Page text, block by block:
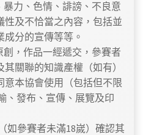
力、色情、誹謗、不良意
及不恰當之內容，包括並
分的宣傳等等。
，作品一經遞交，參賽者
關聯的知識產權（如有）
意本協會使用（包括但不限
、發布、宣傳、展覽及印
如參賽者未滿18嵗）確認其